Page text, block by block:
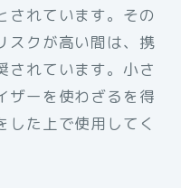
されています。その
スクが高い間は、携
されています。小さ
ザーを使わざるを得
した上で使用してく